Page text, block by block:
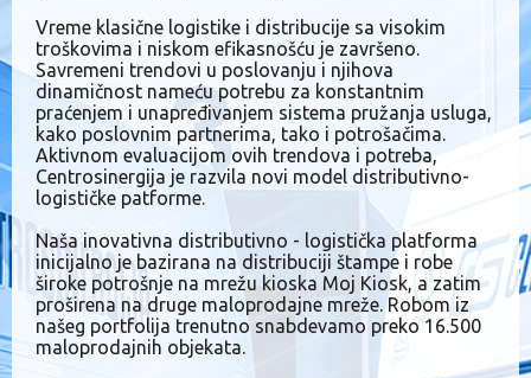
Vreme klasične logistike i distribucije sa visokim
troškovima i niskom efikasnošću je završeno.
Savremeni trendovi u poslovanju i njihova
dinamičnost nameću potrebu za konstantnim
praćenjem i unapređivanjem sistema pružanja usluga,
kako poslovnim partnerima, tako i potrošačima.
Aktivnom evaluacijom ovih trendova i potreba,
Centrosinergija je razvila novi model distributivno-
logističke patforme.
Naša inovativna distributivno - logistička platforma
inicijalno je bazirana na distribuciji štampe i robe
široke potrošnje na mrežu kioska Moj Kiosk, a zatim
proširena na druge maloprodajne mreže. Robom iz
našeg portfolija trenutno snabdevamo preko 16.500
maloprodajnih objekata.